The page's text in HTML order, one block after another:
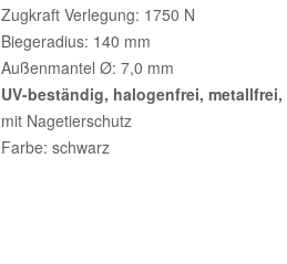
Zugkraft Verlegung: 1750 N
Biegeradius: 140 mm
Außenmantel Ø: 7,0 mm
UV-beständig, halogenfrei,
mit Nagetierschutz
Farbe: schwarz